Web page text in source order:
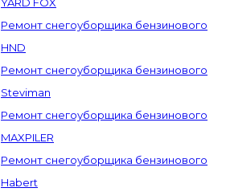
Ремонт снегоуборщика бензинового
HND
Ремонт снегоуборщика бензинового
Steviman
Ремонт снегоуборщика бензинового
MAXPILER
Ремонт снегоуборщика бензинового
Habert